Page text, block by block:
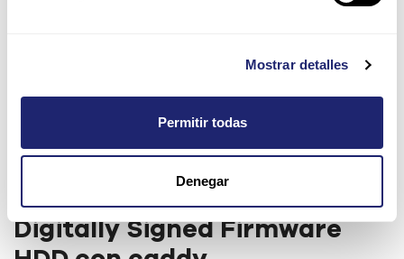
Mostrar detalles
Permitir todas
Denegar
HPE 10TB 7.2K 3.5" SAS 12Gb/s
Midline SC Helium 512e
Digitally Signed Firmware